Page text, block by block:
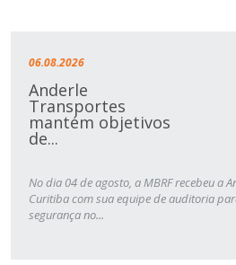
06.08.2026
Anderle
Transportes
mantém objetivos
de...
No dia 04 de agosto, a MBRF recebeu a
Curitiba com sua equipe de auditoria
segurança no...